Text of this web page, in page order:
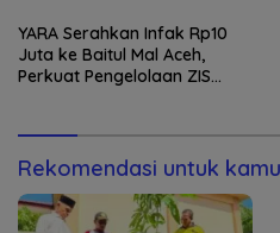
YARA Serahkan Infak Rp10
Juta ke Baitul Mal Aceh,
Perkuat Pengelolaan ZIS
Rekomendasi untuk kamu